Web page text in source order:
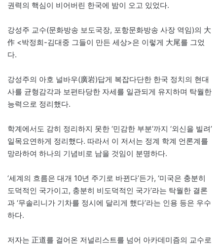
권력의 핵심이 비어버린 한국에 밤이 오고 있었다.
강성주 교수(문화방송 보도국장, 포항문화방송 사장 역임)의 大
作 <박정희-김대중 그들이 만든 세상>은 이렇게 大尾를 그었
다.
강성주의 아호 널바우(廣岩)답게 복잡다단한 한국 정치의 현대
사를 균형감각과 보편타당한 자세를 일관되게 유지하며 탁월한
능력으로 정리했다.
학계에서도 감히 정리하지 못한 ‘민감한 부분’까지 ‘외신을 빌려’
일목요연하게 정리했다. 따라서 이 저서는 정계 학계 언론계를
망라하여 하나의 기념비로 남을 것임이 분명하다.
‘세계의 흐름은 대개 10년 주기로 바뀐다’든가, ‘미국은 충분히
도덕적인 국가이고, 충분히 비도덕적인 국가’라는 탁월한 결론
과 ‘무솔리니가 기차를 정시에 달리게 했다’라는 인용 등은 우수
하다.
저자는 正道를 걸어온 저널리스트를 넘어 아카데미즘의 교수로